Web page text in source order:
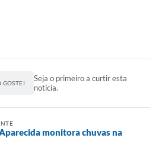
GOSTEI
Seja o primeiro a curtir esta
notícia.
monitora chuvas na